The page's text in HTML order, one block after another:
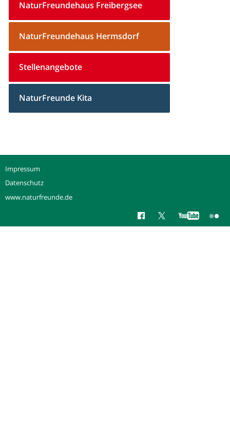
NaturFreundehaus Freibergsee
NaturFreundehaus Hermsdorf
Stellenangebote
NaturFreunde Kita
Impressum
Datenschutz
www.naturfreunde.de